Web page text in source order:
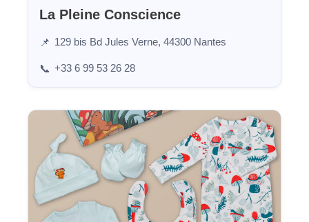
La Pleine Conscience
📌 129 bis Bd Jules Verne, 44300 Nantes
📞 +33 6 99 53 26 28